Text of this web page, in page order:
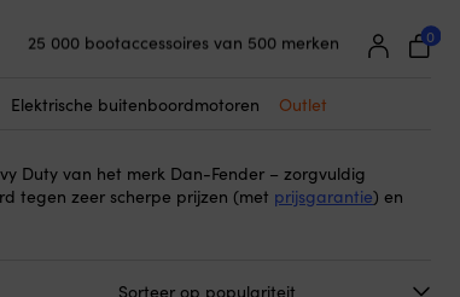
25 000 bootaccessoires van 500 merken
0
Elektrische buitenboordmotoren Outlet
robuuste en duurzame stootwillen die zijn
duurzame materialen en dikke wanden kun je
die je boot onder alle omstandigheden
Duty van het merk Dan-Fender – zorgvuldig
tegen zeer scherpe prijzen (met prijsgarantie) en